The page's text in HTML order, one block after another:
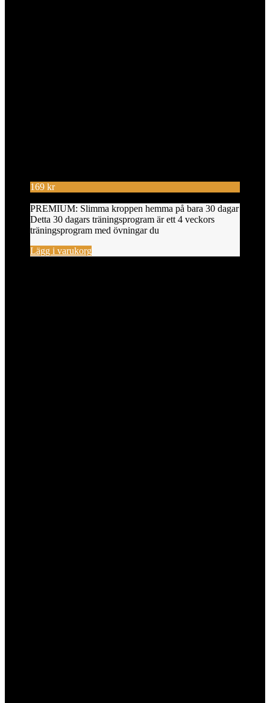
169 kr
PREMIUM: Slimma kroppen hemma på bara 30 dagar
Detta 30 dagars träningsprogram är ett 4 veckors
träningsprogram med övningar du